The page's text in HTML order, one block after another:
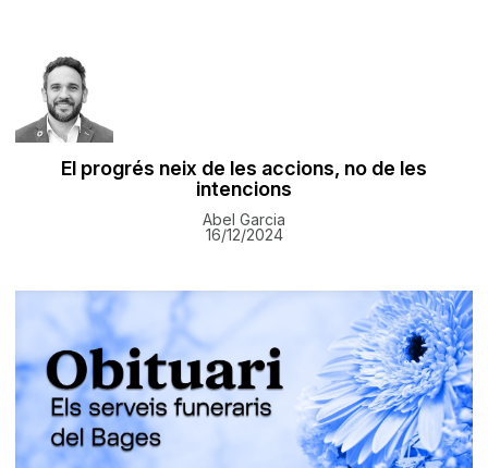
El progrés neix de les accions, no de les
intencions
Abel Garcia
16/12/2024